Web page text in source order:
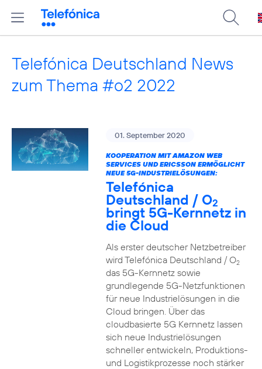
Telefónica Deutschland News
zum Thema #o2 2022
01. September 2020
KOOPERATION MIT AMAZON WEB
SERVICES UND ERICSSON ERMÖGLICHT
NEUE 5G-INDUSTRIELÖSUNGEN:
Telefónica
Deutschland / O2
bringt 5G-Kernnetz in
die Cloud
Als erster deutscher Netzbetreiber
wird Telefónica Deutschland / O2
das 5G-Kernnetz sowie
grundlegende 5G-Netzfunktionen
für neue Industrielösungen in die
Cloud bringen. Über das
cloudbasierte 5G Kernnetz lassen
sich neue Industrielösungen
schneller entwickeln, Produktions-
und Logistikprozesse noch stärker